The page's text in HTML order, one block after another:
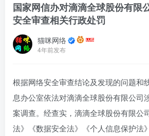
国家网信办对滴滴全球股份有限
安全审查相关行政处罚
猫咪网络
4年前发布
根据网络安全审查结论及发现的问题和
息办公室依法对滴滴全球股份有限公司
案调查。经查实，滴滴全球股份有限公
法》《数据安全法》《个人信息保护法